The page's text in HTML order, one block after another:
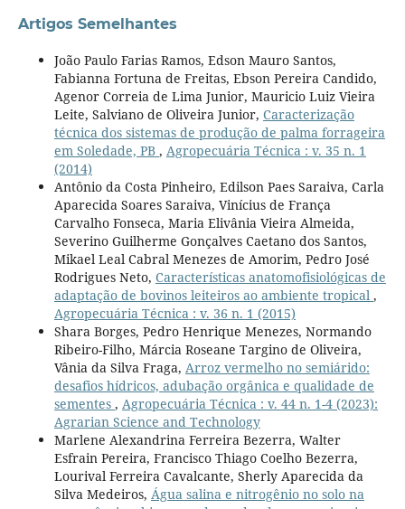
Artigos Semelhantes
João Paulo Farias Ramos, Edson Mauro Santos,
Fabianna Fortuna de Freitas, Ebson Pereira Candido,
Agenor Correia de Lima Junior, Mauricio Luiz Vieira
Leite, Salviano de Oliveira Junior, Caracterização
técnica dos sistemas de produção de palma forrageira
em Soledade, PB , Agropecuária Técnica : v. 35 n. 1
(2014)
Antônio da Costa Pinheiro, Edilson Paes Saraiva, Carla
Aparecida Soares Saraiva, Vinícius de França
Carvalho Fonseca, Maria Elivânia Vieira Almeida,
Severino Guilherme Gonçalves Caetano dos Santos,
Mikael Leal Cabral Menezes de Amorim, Pedro José
Rodrigues Neto, Características anatomofisiológicas de
adaptação de bovinos leiteiros ao ambiente tropical ,
Agropecuária Técnica : v. 36 n. 1 (2015)
Shara Borges, Pedro Henrique Menezes, Normando
Ribeiro-Filho, Márcia Roseane Targino de Oliveira,
Vânia da Silva Fraga, Arroz vermelho no semiárido:
desafios hídricos, adubação orgânica e qualidade de
sementes , Agropecuária Técnica : v. 44 n. 1-4 (2023):
Agrarian Science and Technology
Marlene Alexandrina Ferreira Bezerra, Walter
Esfrain Pereira, Francisco Thiago Coelho Bezerra,
Lourival Ferreira Cavalcante, Sherly Aparecida da
Silva Medeiros, Água salina e nitrogênio no solo na